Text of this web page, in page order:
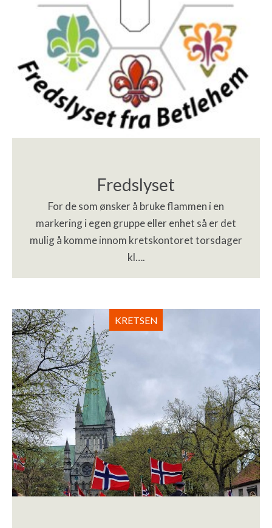
Fredslyset
For de som ønsker å bruke flammen i en
markering i egen gruppe eller enhet så er det
mulig å komme innom kretskontoret torsdager
kl….
KRETSEN